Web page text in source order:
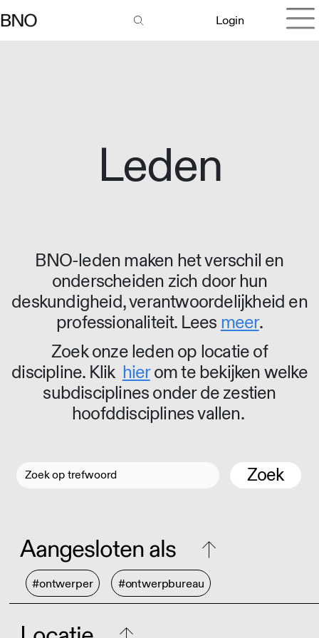
Login
Leden
BNO-leden maken het verschil en
onderscheiden zich door hun
deskundigheid, verantwoordelijkheid en
professionaliteit. Lees meer.
Zoek onze leden op locatie of
discipline. Klik hierom te bekijken welke
subdisciplines onder de zestien
hoofddisciplines vallen.
Zoek
Aangesloten als
#ontwerper #ontwerpbureau